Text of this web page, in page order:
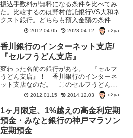
振込手数料が無料になる条件を比べてみ
た。比較するのは野村信託銀行VS大和ネ
クスト銀行。どちらも預入金額の条件な
どはないが、野村信託銀行なら野村證
券、大和ネクスト銀行なら大和証券の口
座を持っていることが条件の一つにな
る。
2012.04.05 2023.04.12 o2ya
香川銀行のインターネット支店/
『セルフうどん支店』
変わった名前の銀行がある。 『セルフ
うどん支店』！ 香川銀行のインターネ
ット支店なのだ。 このセルフうどん支
店、定期預金の金利が高い。 1年定期・
100万円限定の超金利トッピング定期預金
の金利が0.500％（税込み）。 1年から5
年の預け入...
2012.01.15 2014.12.03 o2ya
1ヶ月限定、1%越えの高金利定期
預金・みなと銀行の神戸マラソン
定期預金